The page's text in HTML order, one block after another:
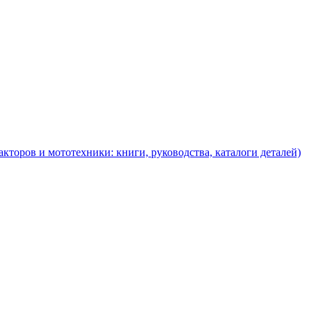
и мототехники: книги, руководства, каталоги деталей)